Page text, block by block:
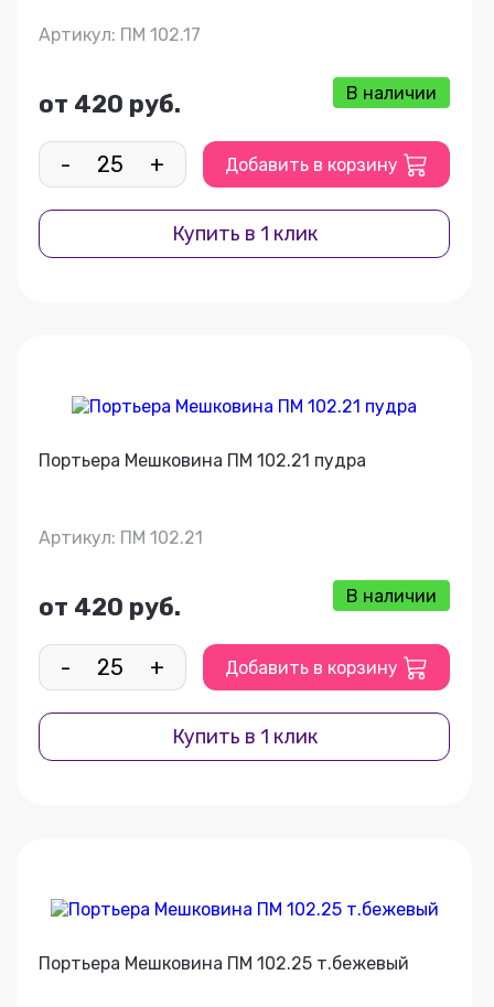
Артикул: ПМ 102.17
от 420 руб. В наличии
- + Добавить в корзину
Купить в 1 клик
Портьера Мешковина ПМ 102.21 пудра
Артикул: ПМ 102.21
от 420 руб. В наличии
- + Добавить в корзину
Купить в 1 клик
Портьера Мешковина ПМ 102.25 т.бежевый